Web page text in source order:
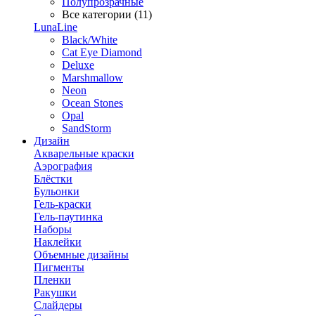
Все категории (11)
LunaLine
Black/White
Cat Eye Diamond
Deluxe
Marshmallow
Neon
Ocean Stones
Opal
SandStorm
Дизайн
Акварельные краски
Аэрография
Блёстки
Бульонки
Гель-краски
Гель-паутинка
Наборы
Наклейки
Объемные дизайны
Пигменты
Пленки
Ракушки
Слайдеры